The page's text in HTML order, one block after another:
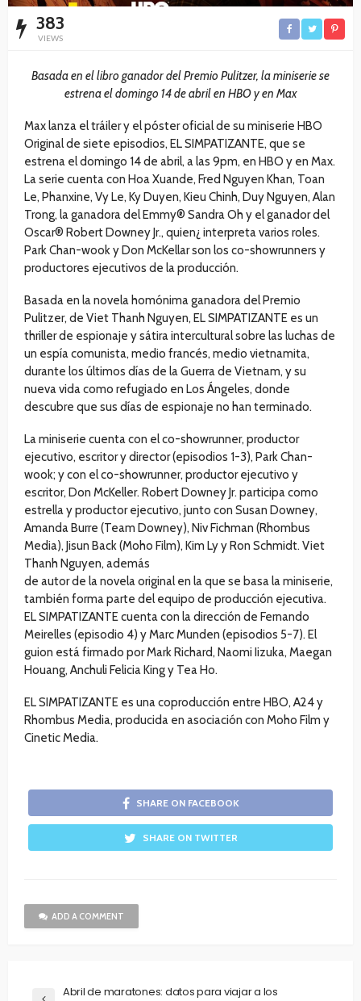
383
VIEWS
Basada en el libro ganador del Premio Pulitzer, la miniserie se
estrena el domingo 14 de abril en HBO y en Max
Max lanza el tráiler y el póster oficial de su miniserie HBO
Original de siete episodios, EL SIMPATIZANTE, que se
estrena el domingo 14 de abril, a las 9pm, en HBO y en Max.
La serie cuenta con Hoa Xuande, Fred Nguyen Khan, Toan
Le, Phanxine, Vy Le, Ky Duyen, Kieu Chinh, Duy Nguyen, Alan
Trong, la ganadora del Emmy® Sandra Oh y el ganador del
Oscar® Robert Downey Jr., quien¿ interpreta varios roles.
Park Chan-wook y Don McKellar son los co-showrunners y
productores ejecutivos de la producción.
Basada en la novela homónima ganadora del Premio
Pulitzer, de Viet Thanh Nguyen, EL SIMPATIZANTE es un
thriller de espionaje y sátira intercultural sobre las luchas de
un espía comunista, medio francés, medio vietnamita,
durante los últimos días de la Guerra de Vietnam, y su
nueva vida como refugiado en Los Ángeles, donde
descubre que sus días de espionaje no han terminado.
La miniserie cuenta con el co-showrunner, productor
ejecutivo, escritor y director (episodios 1-3), Park Chan-
wook; y con el co-showrunner, productor ejecutivo y
escritor, Don McKeller. Robert Downey Jr. participa como
estrella y productor ejecutivo, junto con Susan Downey,
Amanda Burre (Team Downey), Niv Fichman (Rhombus
Media), Jisun Back (Moho Film), Kim Ly y Ron Schmidt. Viet
Thanh Nguyen, además
de autor de la novela original en la que se basa la miniserie,
también forma parte del equipo de producción ejecutiva.
EL SIMPATIZANTE cuenta con la dirección de Fernando
Meirelles (episodio 4) y Marc Munden (episodios 5-7). El
guion está firmado por Mark Richard, Naomi Iizuka, Maegan
Houang, Anchuli Felicia King y Tea Ho.
EL SIMPATIZANTE es una coproducción entre HBO, A24 y
Rhombus Media, producida en asociación con Moho Film y
Cinetic Media.
SHARE ON FACEBOOK
SHARE ON TWITTER
ADD A COMMENT
Abril de maratones: datos para viajar a los